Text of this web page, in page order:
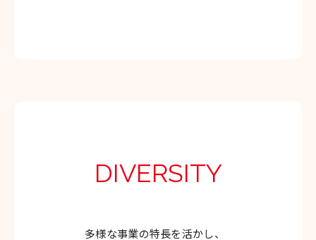
DIVERSITY
多様な事業の特長を活かし、